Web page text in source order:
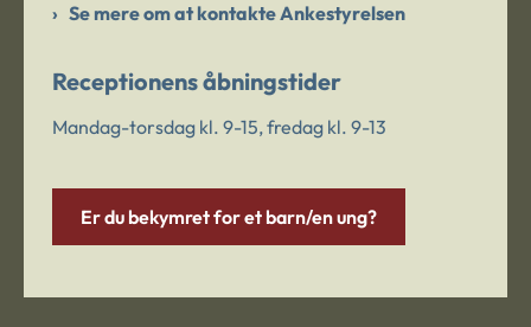
Se mere om at kontakte Ankestyrelsen
Receptionens åbningstider
Mandag-torsdag kl. 9-15, fredag kl. 9-13
Er du bekymret for et barn/en ung?